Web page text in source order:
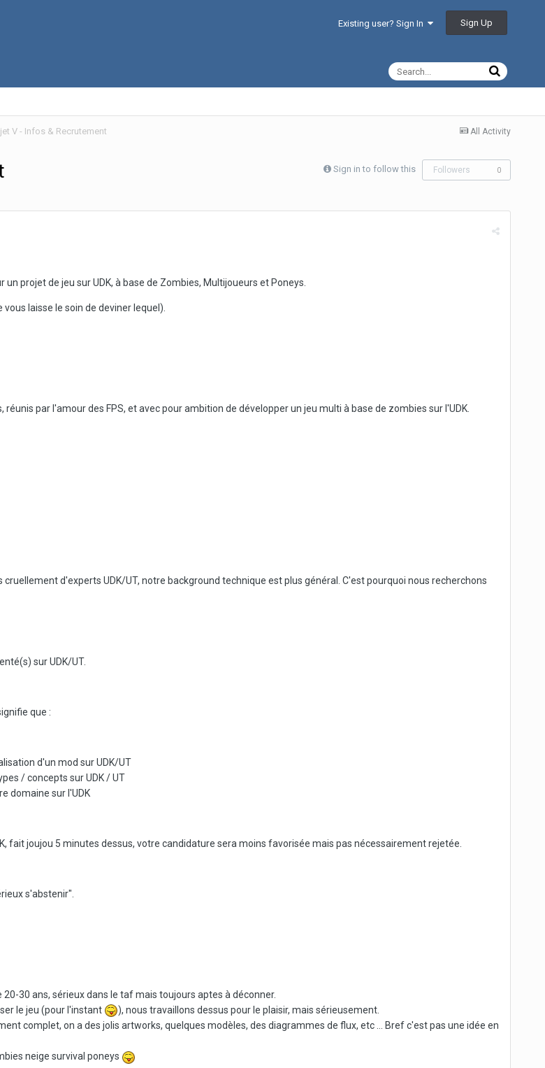
Existing user? Sign In Sign Up
All Activity
V - Infos & Recrutement
Sign in to follow this Followers 0
projet de jeu sur UDK, à base de Zombies, Multijoueurs et Poneys.
laisse le soin de deviner lequel).
par l'amour des FPS, et avec pour ambition de développer un jeu multi à base de zombies sur l'UDK.
d'experts UDK/UT, notre background technique est plus général. C'est pourquoi nous recherchons
sur UDK/UT.
que :
d'un mod sur UDK/UT
/ concepts sur UDK / UT
domaine sur l'UDK
fait joujou 5 minutes dessus, votre candidature sera moins favorisée mais pas nécessairement rejetée.
s'abstenir".
30 ans, sérieux dans le taf mais toujours aptes à déconner.
le jeu (pour l'instant
), nous travaillons dessus pour le plaisir, mais sérieusement.
complet, on a des jolis artworks, quelques modèles, des diagrammes de flux, etc ... Bref c'est pas une idée en
neige survival poneys